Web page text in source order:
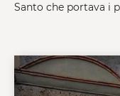
Santo che portava i